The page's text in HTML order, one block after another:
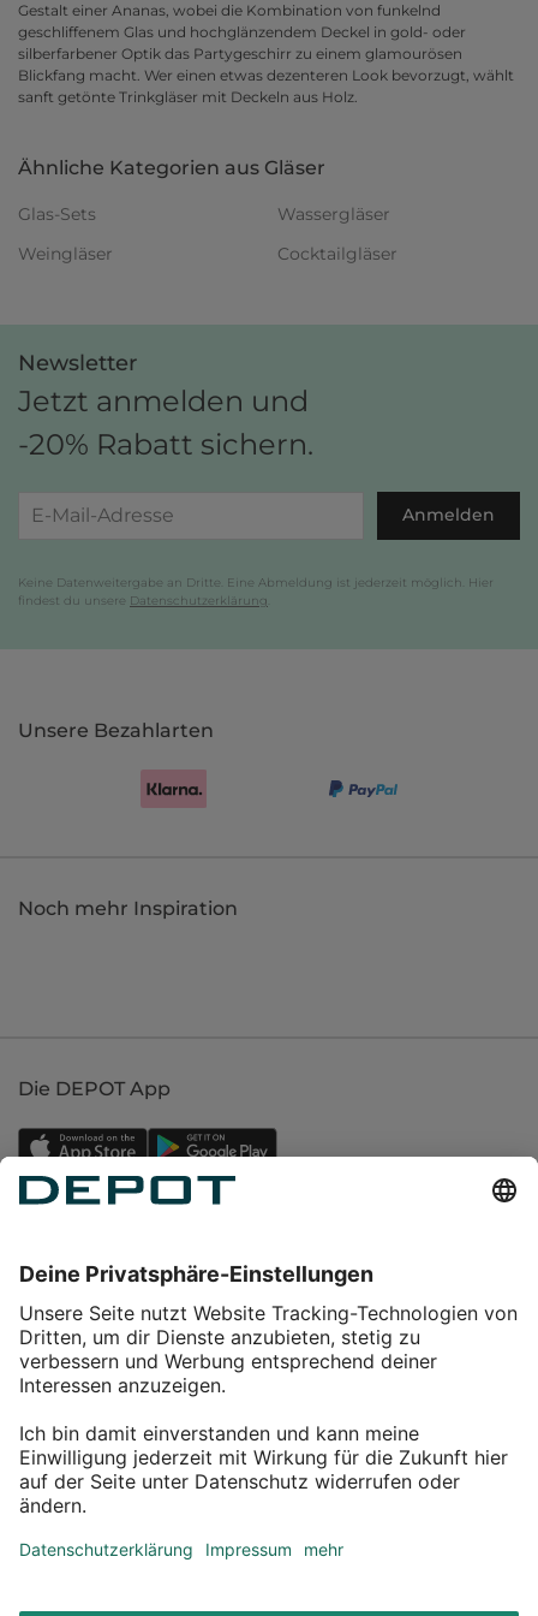
Gestalt einer Ananas, wobei die Kombination von funkelnd
geschliffenem Glas und hochglänzendem Deckel in gold- oder
silberfarbener Optik das Partygeschirr zu einem glamourösen
Blickfang macht. Wer einen etwas dezenteren Look bevorzugt, wählt
sanft getönte Trinkgläser mit Deckeln aus Holz.
Ähnliche Kategorien aus Gläser
Glas-Sets
Wassergläser
Weingläser
Cocktailgläser
Newsletter
Jetzt anmelden und
-20% Rabatt sichern.
Anmelden
Keine Datenweitergabe an Dritte. Eine Abmeldung ist jederzeit möglich. Hier
findest du unsere Datenschutzerklärung
Unsere Bezahlarten
Noch mehr Inspiration
Die DEPOT App
Service
Über DEPOT
Kontakt